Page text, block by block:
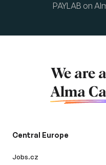
PAYLAB on
We are
Alma
Central Europe
Jobs.cz